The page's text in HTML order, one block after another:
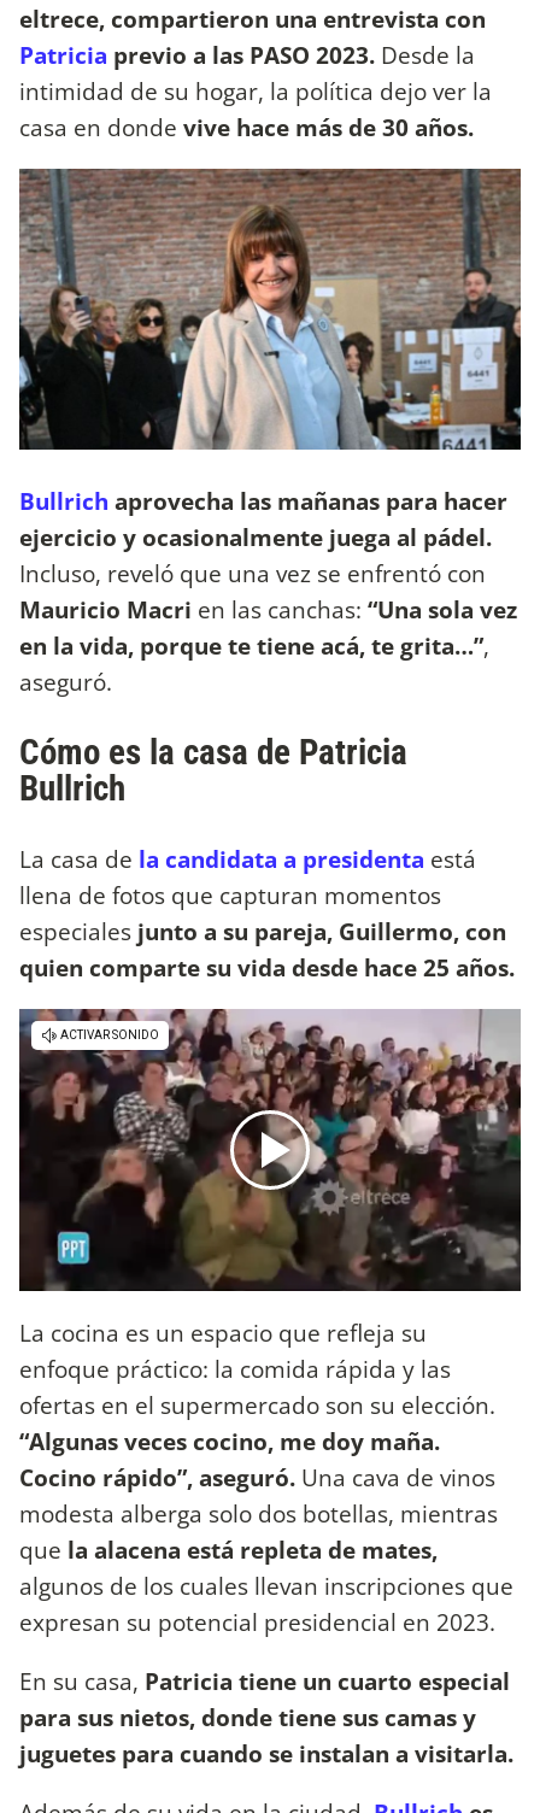
eltrece, compartieron una entrevista con
Patricia previo a las PASO 2023. Desde la
intimidad de su hogar, la política dejo ver la
casa en donde vive hace más de 30 años.
Bullrich aprovecha las mañanas para hacer
ejercicio y ocasionalmente juega al pádel.
Incluso, reveló que una vez se enfrentó con
Mauricio Macri en las canchas: “Una sola vez
en la vida, porque te tiene acá, te grita…”,
aseguró.
Cómo es la casa de Patricia
Bullrich
La casa de la candidata a presidenta está
llena de fotos que capturan momentos
especiales junto a su pareja, Guillermo, con
quien comparte su vida desde hace 25 años.
La cocina es un espacio que refleja su
enfoque práctico: la comida rápida y las
ofertas en el supermercado son su elección.
“Algunas veces cocino, me doy maña.
Cocino rápido”, aseguró. Una cava de vinos
modesta alberga solo dos botellas, mientras
que la alacena está repleta de mates,
algunos de los cuales llevan inscripciones que
expresan su potencial presidencial en 2023.
En su casa, Patricia tiene un cuarto especial
para sus nietos, donde tiene sus camas y
juguetes para cuando se instalan a visitarla.